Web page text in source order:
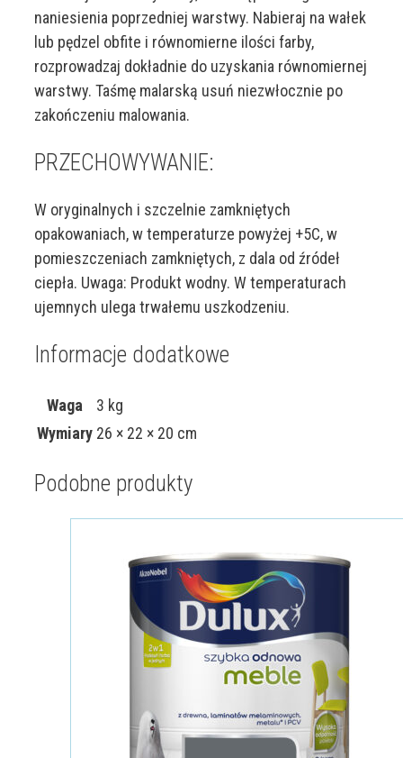
naniesienia poprzedniej warstwy. Nabieraj na wałek
lub pędzel obfite i równomierne ilości farby,
rozprowadzaj dokładnie do uzyskania równomiernej
warstwy. Taśmę malarską usuń niezwłocznie po
zakończeniu malowania.
PRZECHOWYWANIE:
W oryginalnych i szczelnie zamkniętych
opakowaniach, w temperaturze powyżej +5C, w
pomieszczeniach zamkniętych, z dala od źródeł
ciepła. Uwaga: Produkt wodny. W temperaturach
ujemnych ulega trwałemu uszkodzeniu.
Informacje dodatkowe
Waga
3 kg
Wymiary 26 × 22 × 20 cm
Podobne produkty